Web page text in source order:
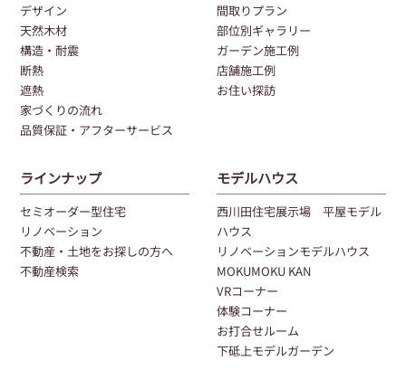
デザイン
天然木材
構造・耐震
断熱
遮熱
家づくりの流れ
品質保証・アフターサービス
間取りプラン
部位別ギャラリー
ガーデン施工例
店舗施工例
お住い探訪
ラインナップ
セミオーダー型住宅
リノベーション
不動産・土地をお探しの方へ
不動産検索
モデルハウス
西川田住宅展示場 平屋モデル
ハウス
リノベーションモデルハウス
MOKUMOKU KAN
VRコーナー
体験コーナー
お打合せルーム
下砥上モデルガーデン